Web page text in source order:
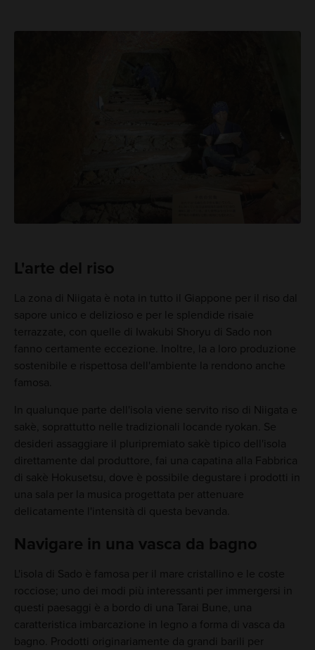
L'arte del riso
La zona di Niigata è nota in tutto il Giappone per il riso dal
sapore unico e delizioso e per le splendide risaie
terrazzate, con quelle di Iwakubi Shoryu di Sado non
fanno certamente eccezione. Inoltre, la a loro produzione
sostenibile e rispettosa dell'ambiente la rendono anche
famosa.
In qualunque parte dell'isola viene servito riso di Niigata e
sakè, soprattutto nelle tradizionali locande ryokan. Se
desideri assaggiare il pluripremiato sakè tipico dell'isola
direttamente dal produttore, fai una capatina alla Fabbrica
di sakè Hokusetsu, dove è possibile degustare i prodotti in
una sala per la musica progettata per attenuare
delicatamente l'intensità di questa bevanda.
Navigare in una vasca da bagno
L'isola di Sado è famosa per il mare cristallino e le coste
rocciose; uno dei modi più interessanti per immergersi in
questi paesaggi è a bordo di una Tarai Bune, una
caratteristica imbarcazione in legno a forma di vasca da
bagno. Prodotti originariamente da grandi barili per